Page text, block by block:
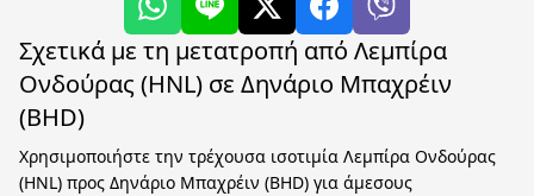
Σχετικά με τη μετατροπή από Λεμπίρα
Ονδούρας (HNL) σε Δηνάριο Μπαχρέιν
(BHD)
Χρησιμοποιήστε την τρέχουσα ισοτιμία Λεμπίρα Ονδούρας
(HNL) προς Δηνάριο Μπαχρέιν (BHD) για άμεσους